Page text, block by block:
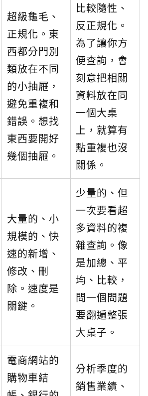
超級龜毛、
正規化。東
西都分門別
類放在不同
的小抽屜，
避免重複和
錯誤。想找
東西要開好
幾個抽屜。
比較隨性、
反正規化。
為了讓你方
便查詢，會
刻意把相關
資料放在同
一個大桌
上，就算有
點重複也沒
關係。
大量的、小
規模的、快
速的新增、
修改、刪
除。速度是
關鍵。
少量的、但
一次要看超
多資料的複
雜查詢。像
是加總、平
均、比較，
問一個問題
要翻遍整張
大桌子。
電商網站的
購物車結
分析季度的
銷售業績、